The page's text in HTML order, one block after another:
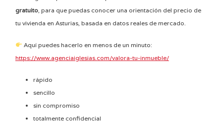
gratuito , para que puedas conocer una orientación del precio de
tu vivienda en Asturias, basada en datos reales de mercado.
Aquí puedes hacerlo en menos de un minuto:
https://www.agenciaiglesias.com/valora-tu-inmueble/
rápido
sencillo
sin compromiso
totalmente confidencial